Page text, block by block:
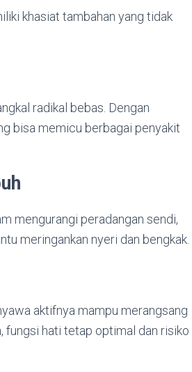
khasiat tambahan yang tidak
radikal bebas. Dengan
bisa memicu berbagai penyakit
mengurangi peradangan sendi,
meringankan nyeri dan bengkak.
aktifnya mampu merangsang
fungsi hati tetap optimal dan risiko